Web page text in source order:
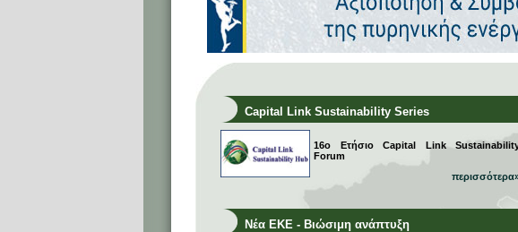
Capital Link Sustainability Series
16ο Ετήσιο Capital Link
Forum
Νέα ΕΚΕ - Βιώσιμη ανάπτυξη